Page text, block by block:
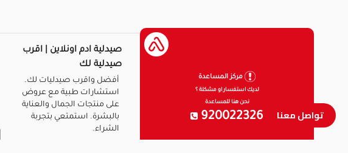
تواصل معنا
مركز المساعدة
لديك استفسار او مشكلة ؟
نحن هنا للمساعدة
920022326
صيدلية ادم اونلاين | اقرب
صيدلية لك
أفضل واقرب صيدليات لك.
استشارات طبية مع عروض
على منتجات الجمال والعناية
بالبشرة. استمتعي بتجربة
الشراء.